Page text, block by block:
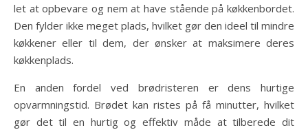
let at opbevare og nem at have stående på køkkenbordet.
Den fylder ikke meget plads, hvilket gør den ideel til mindre
køkkener eller til dem, der ønsker at maksimere deres
køkkenplads.
En anden fordel ved brødristeren er dens hurtige
opvarmningstid. Brødet kan ristes på få minutter, hvilket
gør det til en hurtig og effektiv måde at tilberede dit